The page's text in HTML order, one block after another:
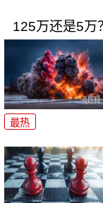
125万还是5万
最热